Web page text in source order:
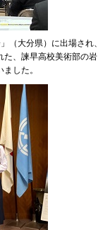
（大分県）に出場され、
た、諫早高校美術部の岩
した。